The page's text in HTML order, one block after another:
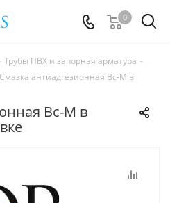
0
Трубы ПВХ и запорная арматура -
Смазка антиадгезионная Вс-М в
Вс-М в